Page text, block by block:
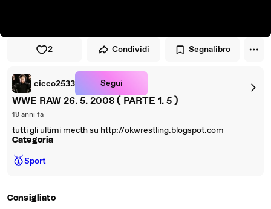
2 Condividi Segnalibro
cicco2533 Segui
WWE RAW 26. 5. 2008 ( PARTE 1. 5 )
18 anni fa
tutti gli ultimi mecth su http://okwrestling.blogspot.com
Categoria
🥇Sport
Consigliato